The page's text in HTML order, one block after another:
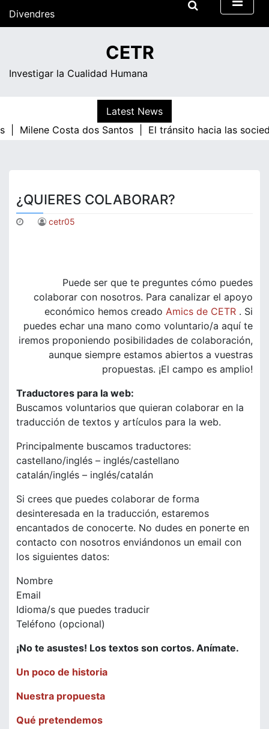
Divendres
CETR
Investigar la Cualidad Humana
Latest News
|
Milene Costa dos Santos | El tránsito hacia las
¿QUIERES COLABORAR?
cetr05
Puede ser que te preguntes cómo puedes
colaborar con nosotros. Para canalizar el apoyo
económico hemos creado Amics de CETR . Si
puedes echar una mano como voluntario/a aquí te
iremos proponiendo posibilidades de colaboración,
aunque siempre estamos abiertos a vuestras
propuestas. ¡El campo es amplio!
Traductores para la web:
Buscamos voluntarios que quieran colaborar en la
traducción de textos y artículos para la web.
Principalmente buscamos traductores:
castellano/inglés – inglés/castellano
catalán/inglés – inglés/catalán
Si crees que puedes colaborar de forma
desinteresada en la traducción, estaremos
encantados de conocerte. No dudes en ponerte en
contacto con nosotros enviándonos un email con
los siguientes datos:
Nombre
Email
Idioma/s que puedes traducir
Teléfono (opcional)
¡No te asustes! Los textos son cortos. Anímate.
Un poco de historia
Nuestra propuesta
Qué pretendemos